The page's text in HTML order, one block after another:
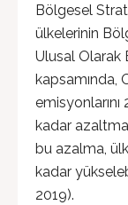
Bölgesel
ülkelerinin
Ulusal Olarak
kapsamında,
emisyonlarını
kadar
bu azalma,
kadar
2019).